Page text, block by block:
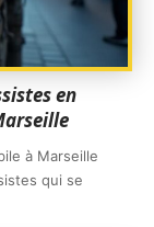
en
à Marseille
qui se